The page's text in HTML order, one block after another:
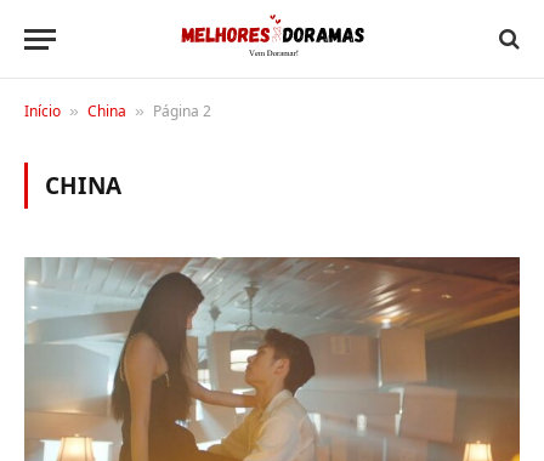
Início » China » Página 2
CHINA